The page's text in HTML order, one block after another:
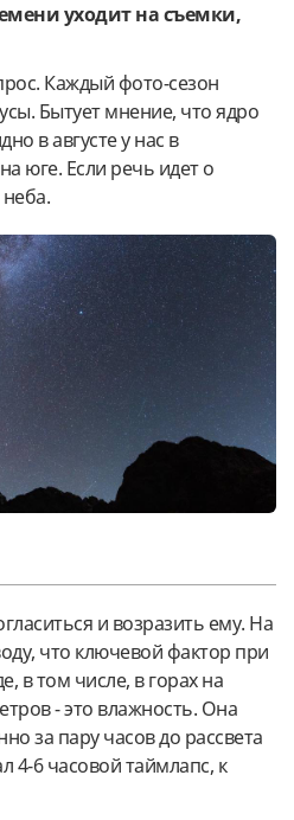
уходит на съемки,
Каждый фото-сезон
Бытует мнение, что ядро
в августе у нас в
юге. Если речь идет о
и возразить ему. На
что ключевой фактор при
в том числе, в горах на
- это влажность. Она
за пару часов до рассвета
4-6 часовой таймлапс, к